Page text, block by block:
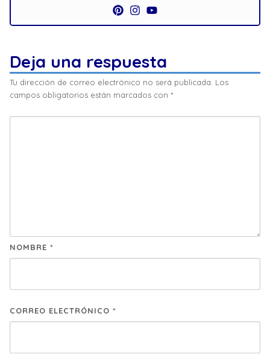
Deja una respuesta
Tu dirección de correo electrónico no será publicada. Los
campos obligatorios están marcados con *
NOMBRE *
CORREO ELECTRÓNICO *